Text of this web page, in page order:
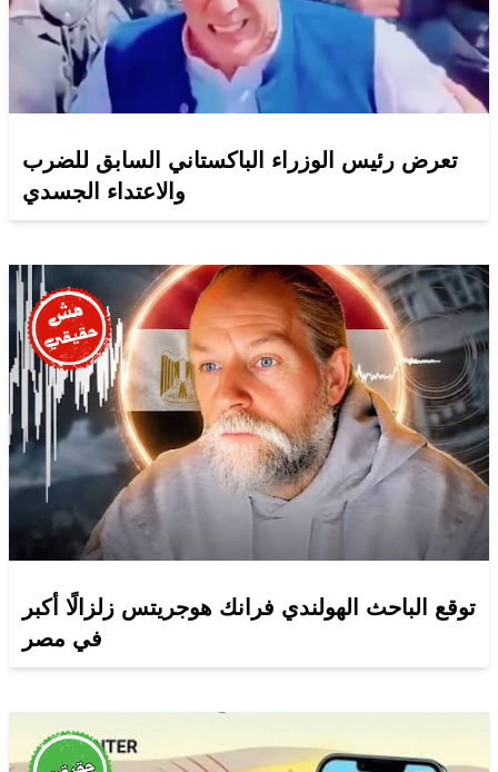
تعرض رئيس الوزراء الباكستاني السابق للضرب
والاعتداء الجسدي
توقع الباحث الهولندي فرانك هوجريتس زلزالًا أكبر
في مصر